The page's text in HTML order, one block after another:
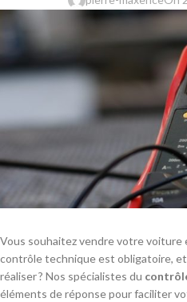
Vous souhaitez vendre votre voiture
contrôle technique est obligatoire, et
réaliser ? Nos spécialistes du
éléments de réponse pour faciliter